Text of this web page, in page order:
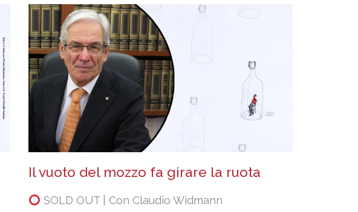
Il vuoto del mozzo fa girare la ruota
SOLD OUT | Con Claudio Widmann